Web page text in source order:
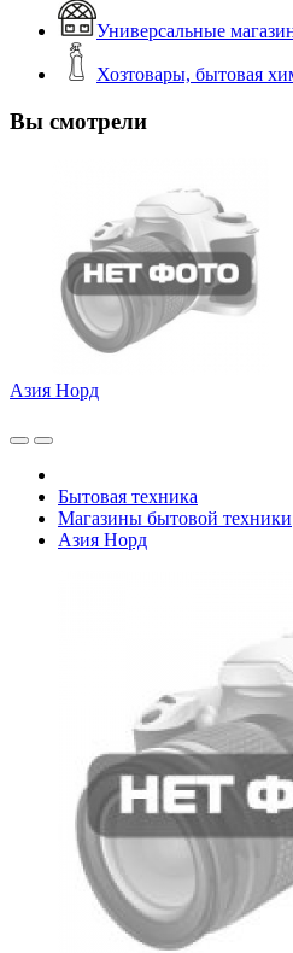
Универсальные
Хозтовары, бытовая
Вы смотрели
Азия Норд
Бытовая техника
Магазины бытовой техники
Азия Норд